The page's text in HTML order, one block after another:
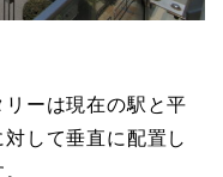
ーは現在の駅と平
して垂直に配置し